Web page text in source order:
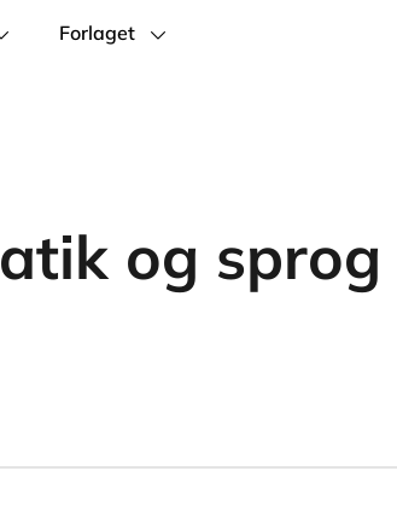
Forlaget
og sprog